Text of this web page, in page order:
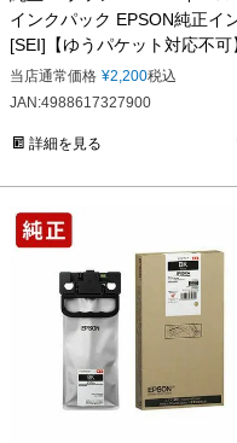
インクパック EPSON純正イ
[SEI]【ゆうパケット対応不可
当店通常価格 ¥2,200税込
JAN:4988617327900
詳細を見る